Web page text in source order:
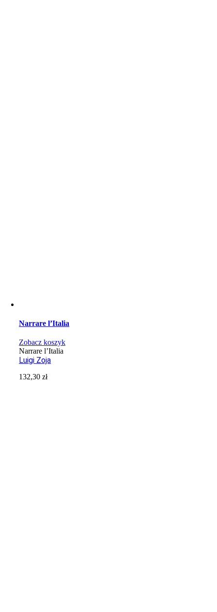
Narrare l’Italia
Zobacz koszyk
Narrare l’Italia
Luigi Zoja
132,30zł